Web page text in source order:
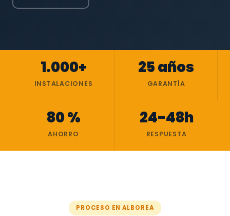
1.000+
INSTALACIONES
25 años
GARANTÍA
80 %
AHORRO
24-48h
RESPUESTA
PROCESO EN ALBOREA